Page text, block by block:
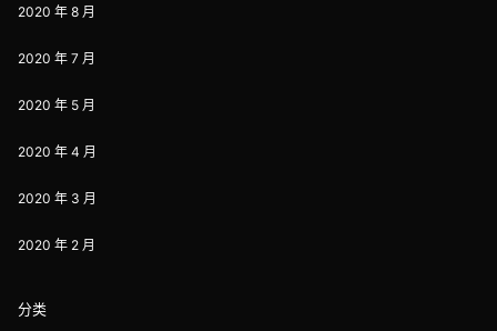
2020 年 8 月
2020 年 7 月
2020 年 5 月
2020 年 4 月
2020 年 3 月
2020 年 2 月
分类